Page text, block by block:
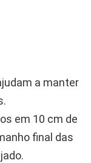
a manter
em 10 cm de
final das